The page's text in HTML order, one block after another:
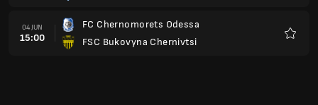
04 JUN
15:00
FC Chernomorets Odessa
FSC Bukovyna Chernivtsi